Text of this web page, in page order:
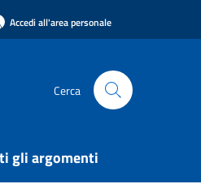
Accedi all'area personale
Cerca
gli argomenti